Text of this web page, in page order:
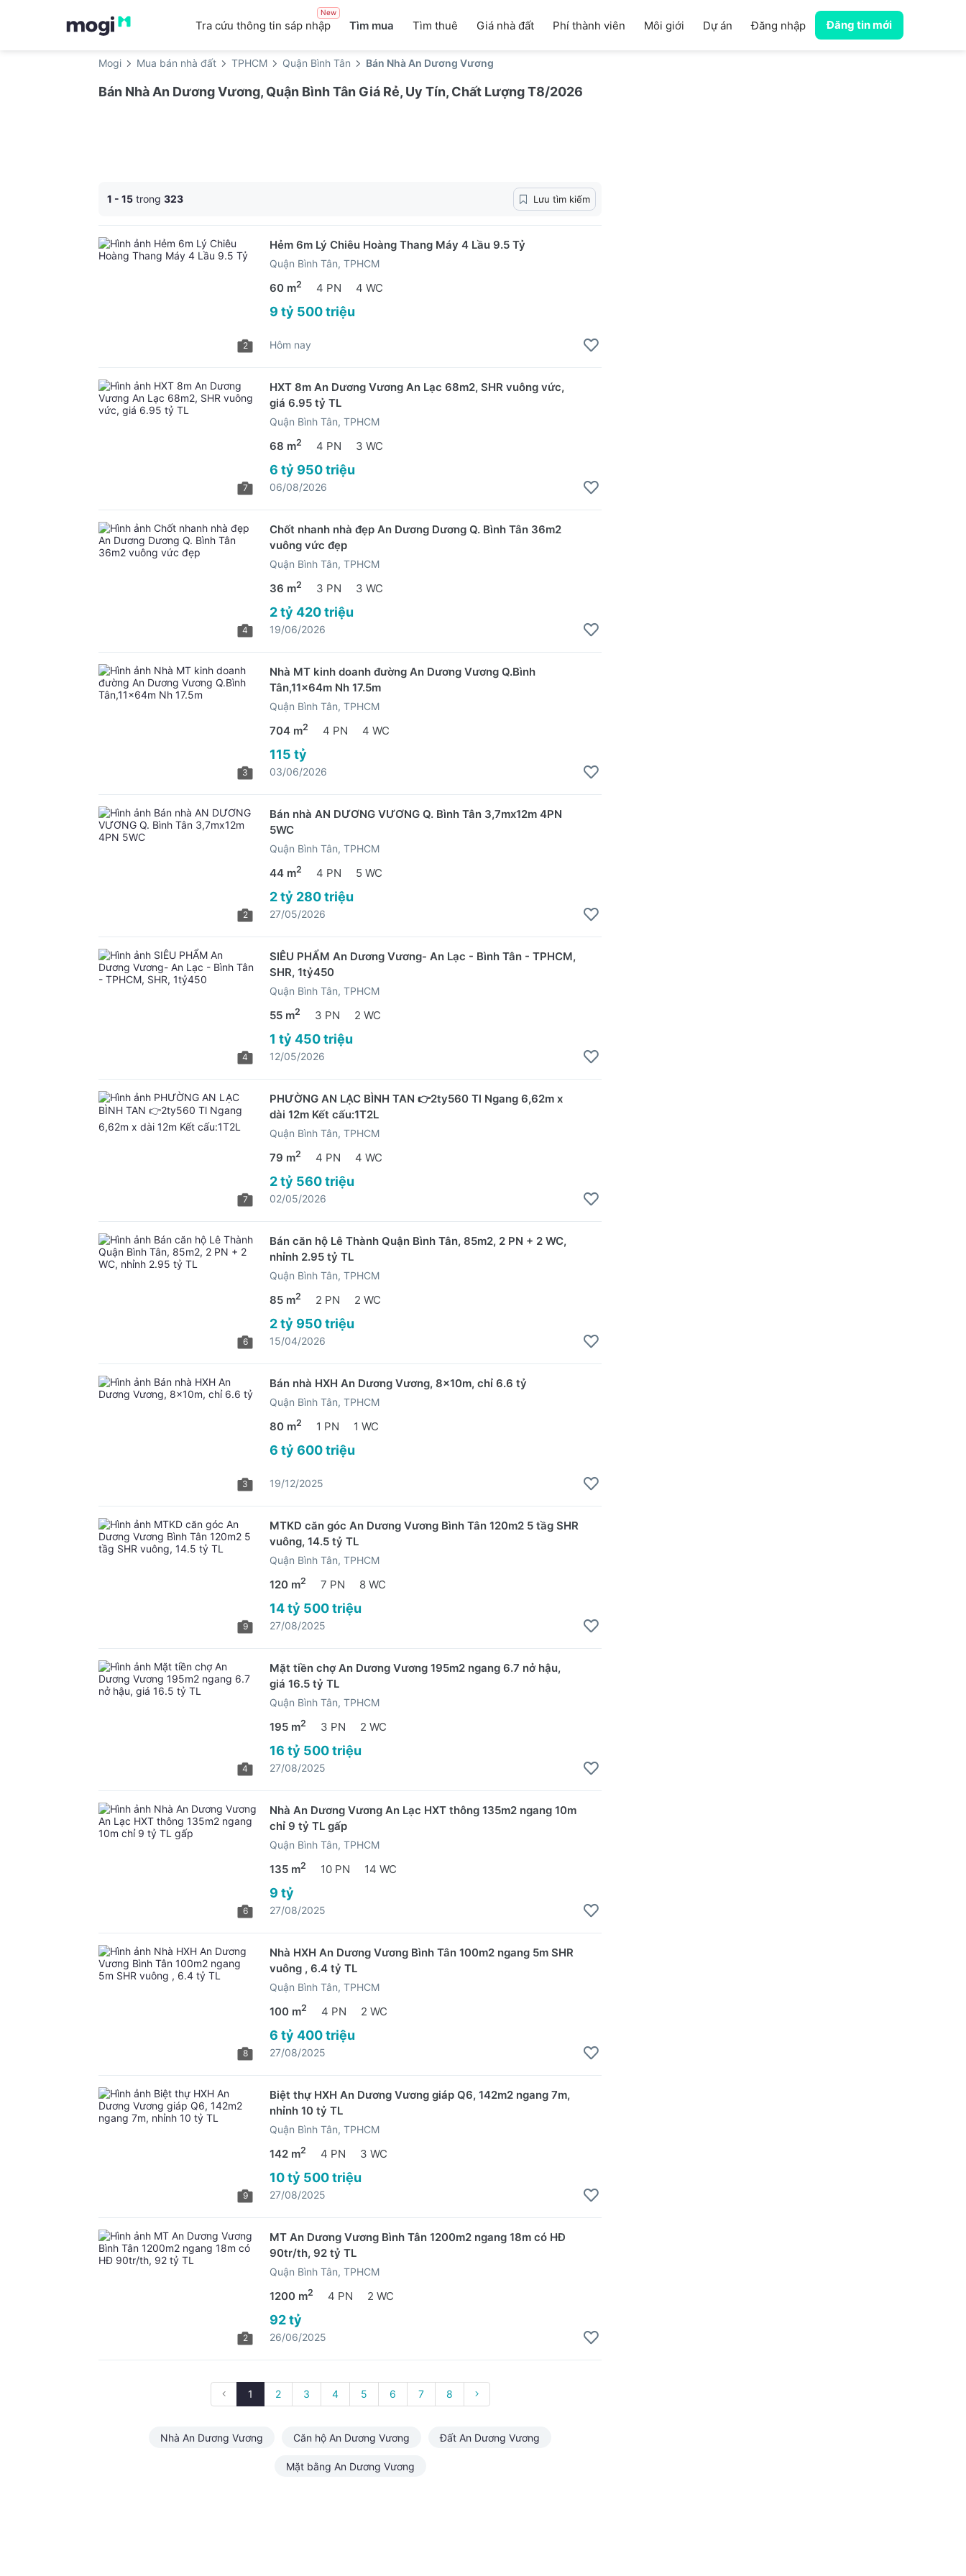
Tra cứu thông tin sáp nhập
New
Tìm mua Tìm thuê Giá nhà đất Phí thành viên Môi giới Dự án Đăng nhập Đăng tin mới
Mogi Mua bán nhà đất TPHCM Quận Bình Tân Bán Nhà An Dương Vương
Bán Nhà An Dương Vương, Quận Bình Tân Giá Rẻ, Uy Tín, Chất Lượng T8/2026
1 - 15 trong 323 Lưu tìm kiếm
2
Hẻm 6m Lý Chiêu Hoàng Thang Máy 4 Lầu 9.5 Tỷ
Quận Bình Tân, TPHCM
60 m2 4 PN 4 WC
9 tỷ 500 triệu
Hôm nay
7
HXT 8m An Dương Vương An Lạc 68m2, SHR vuông vức,
giá 6.95 tỷ TL
Quận Bình Tân, TPHCM
68 m2 4 PN 3 WC
6 tỷ 950 triệu
06/08/2026
4
Chốt nhanh nhà đẹp An Dương Dương Q. Bình Tân 36m2
vuông vức đẹp
Quận Bình Tân, TPHCM
36 m2 3 PN 3 WC
2 tỷ 420 triệu
19/06/2026
3
Nhà MT kinh doanh đường An Dương Vương Q.Bình
Tân,11x64m Nh 17.5m
Quận Bình Tân, TPHCM
704 m2 4 PN 4 WC
115 tỷ
03/06/2026
2
Bán nhà AN DƯƠNG VƯƠNG Q. Bình Tân 3,7mx12m 4PN
5WC
Quận Bình Tân, TPHCM
44 m2 4 PN 5 WC
2 tỷ 280 triệu
27/05/2026
4
SIÊU PHẨM An Dương Vương- An Lạc - Bình Tân - TPHCM,
SHR, 1tỷ450
Quận Bình Tân, TPHCM
55 m2 3 PN 2 WC
1 tỷ 450 triệu
12/05/2026
7
PHƯỜNG AN LẠC BÌNH TAN 👉2ty560 Tl Ngang 6,62m x
dài 12m Kết cấu:1T2L
Quận Bình Tân, TPHCM
79 m2 4 PN 4 WC
2 tỷ 560 triệu
02/05/2026
6
Bán căn hộ Lê Thành Quận Bình Tân, 85m2, 2 PN + 2 WC,
nhỉnh 2.95 tỷ TL
Quận Bình Tân, TPHCM
85 m2 2 PN 2 WC
2 tỷ 950 triệu
15/04/2026
3
Bán nhà HXH An Dương Vương, 8x10m, chỉ 6.6 tỷ
Quận Bình Tân, TPHCM
80 m2 1 PN 1 WC
6 tỷ 600 triệu
19/12/2025
9
MTKD căn góc An Dương Vương Bình Tân 120m2 5 tầg SHR
vuông, 14.5 tỷ TL
Quận Bình Tân, TPHCM
120 m2 7 PN 8 WC
14 tỷ 500 triệu
27/08/2025
4
Mặt tiền chợ An Dương Vương 195m2 ngang 6.7 nở hậu,
giá 16.5 tỷ TL
Quận Bình Tân, TPHCM
195 m2 3 PN 2 WC
16 tỷ 500 triệu
27/08/2025
6
Nhà An Dương Vương An Lạc HXT thông 135m2 ngang 10m
chỉ 9 tỷ TL gấp
Quận Bình Tân, TPHCM
135 m2 10 PN 14 WC
9 tỷ
27/08/2025
8
Nhà HXH An Dương Vương Bình Tân 100m2 ngang 5m SHR
vuông , 6.4 tỷ TL
Quận Bình Tân, TPHCM
100 m2 4 PN 2 WC
6 tỷ 400 triệu
27/08/2025
9
Biệt thự HXH An Dương Vương giáp Q6, 142m2 ngang 7m,
nhỉnh 10 tỷ TL
Quận Bình Tân, TPHCM
142 m2 4 PN 3 WC
10 tỷ 500 triệu
27/08/2025
2
MT An Dương Vương Bình Tân 1200m2 ngang 18m có HĐ
90tr/th, 92 tỷ TL
Quận Bình Tân, TPHCM
1200 m2 4 PN 2 WC
92 tỷ
26/06/2025
1 2 3 4 5 6 7 8
Nhà An Dương Vương Căn hộ An Dương Vương Đất An Dương Vương
Mặt bằng An Dương Vương